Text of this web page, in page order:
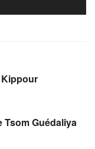
Tsom Guédaliya